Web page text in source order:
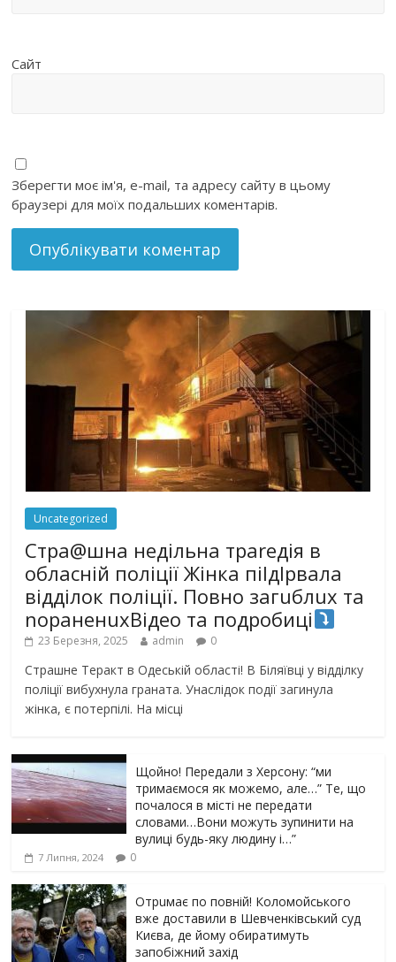
Сайт
Зберегти моє ім'я, e-mail, та адресу сайту в цьому
браузері для моїх подальших коментарів.
Uncategorized
Стра@шна недільна траrедія в
обласній поліції Жінка піlдlрвала
відділок поліції. Повно загuблuх та
nораненuхВідео та подробиці
23 Березня, 2025 admin 0
Страшне Теракт в Одеській області! В Біляївці у відділку
поліції вибухнула граната. Унаслідок події загинула
жінка, є потерпілі. На місці
Щойно! Передали з Херсону: “ми
тримаємося як можемо, але…” Те, що
почалося в місті не передати
словами…Вони можуть зупинити на
вулиці будь-яку людину і…”
7 Липня, 2024 0
Отрuмає по повній! Коломойського
вже доставили в Шевченківський суд
Києва, де йому обиратимуть
запобіжний захід